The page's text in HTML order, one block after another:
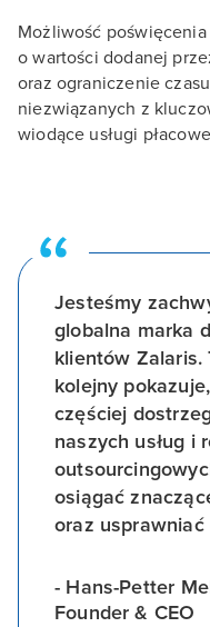
Możliwość
o wartości dodanej
oraz ograniczenie
niezwiązanych z
wiodące usługi
Jesteśmy
globalna marka
klientów Zalaris.
kolejny
częściej
naszych usług i
osiągać
oraz usprawniać
- Hans-Petter
Founder & CEO